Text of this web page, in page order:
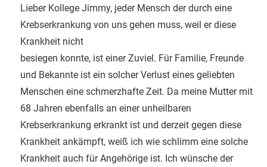
Lieber Kollege Jimmy, jeder Mensch der durch eine
Krebserkrankung von uns gehen muss, weil er diese
Krankheit nicht
besiegen konnte, ist einer Zuviel. Für Familie, Freunde
und Bekannte ist ein solcher Verlust eines geliebten
Menschen eine schmerzhafte Zeit. Da meine Mutter mit
68 Jahren ebenfalls an einer unheilbaren
Krebserkrankung erkrankt ist und derzeit gegen diese
Krankheit ankämpft, weiß ich wie schlimm eine solche
Krankheit auch für Angehörige ist. Ich wünsche der